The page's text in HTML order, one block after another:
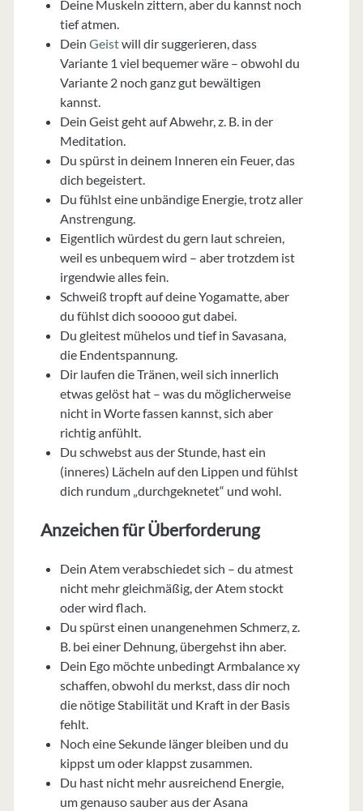
Deine Muskeln zittern, aber du kannst noch
tief atmen.
Dein Geistwill dir suggerieren, dass
Variante 1 viel bequemer wäre – obwohl du
Variante 2 noch ganz gut bewältigen
kannst.
Dein Geist geht auf Abwehr, z. B. in der
Meditation.
Du spürst in deinem Inneren ein Feuer, das
dich begeistert.
Du fühlst eine unbändige Energie, trotz aller
Anstrengung.
Eigentlich würdest du gern laut schreien,
weil es unbequem wird – aber trotzdem ist
irgendwie alles fein.
Schweiß tropft auf deine Yogamatte, aber
du fühlst dich sooooo gut dabei.
Du gleitest mühelos und tief in Savasana,
die Endentspannung.
Dir laufen die Tränen, weil sich innerlich
etwas gelöst hat – was du möglicherweise
nicht in Worte fassen kannst, sich aber
richtig anfühlt.
Du schwebst aus der Stunde, hast ein
(inneres) Lächeln auf den Lippen und fühlst
dich rundum „durchgeknetet“ und wohl.
Anzeichen für Überforderung
Dein Atem verabschiedet sich – du atmest
nicht mehr gleichmäßig, der Atem stockt
oder wird flach.
Du spürst einen unangenehmen Schmerz, z.
B. bei einer Dehnung, übergehst ihn aber.
Dein Ego möchte unbedingt Armbalance xy
schaffen, obwohl du merkst, dass dir noch
die nötige Stabilität und Kraft in der Basis
fehlt.
Noch eine Sekunde länger bleiben und du
kippst um oder klappst zusammen.
Du hast nicht mehr ausreichend Energie,
um genauso sauber aus der Asana